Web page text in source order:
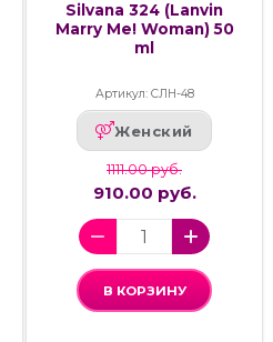
Silvana 324 (Lanvin
Marry Me! Woman) 50
ml
Артикул: СЛН-48
Женский
1111.00 руб.
910.00 руб.
В КОРЗИНУ